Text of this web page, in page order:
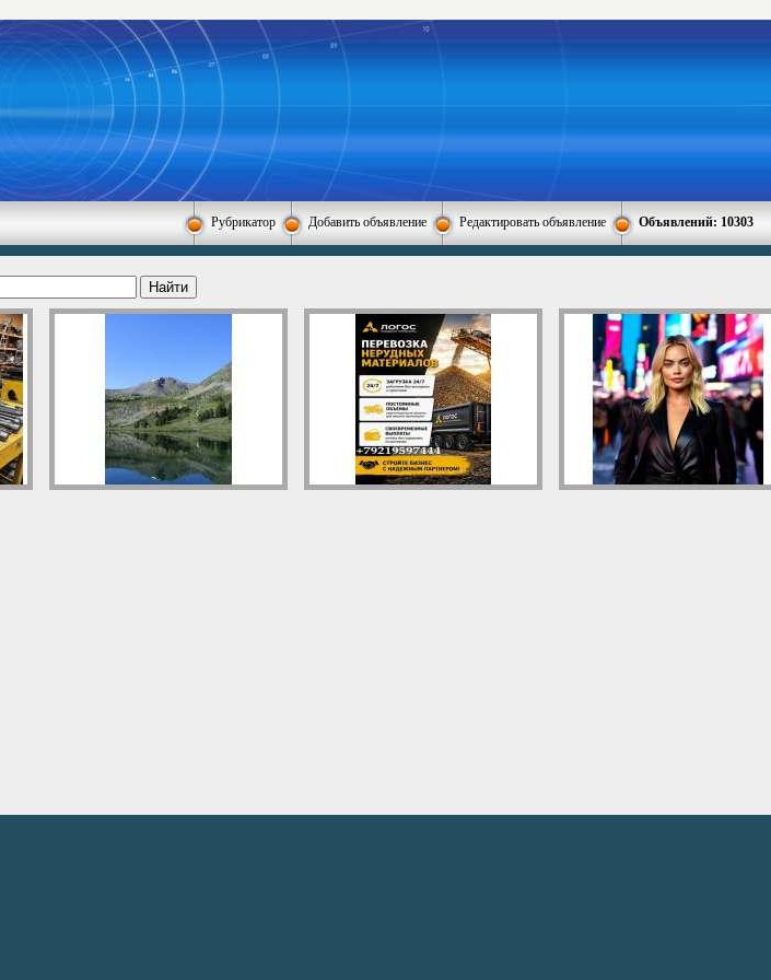
Рубрикатор Добавить объявление Редактировать объявление Объявлений: 10303